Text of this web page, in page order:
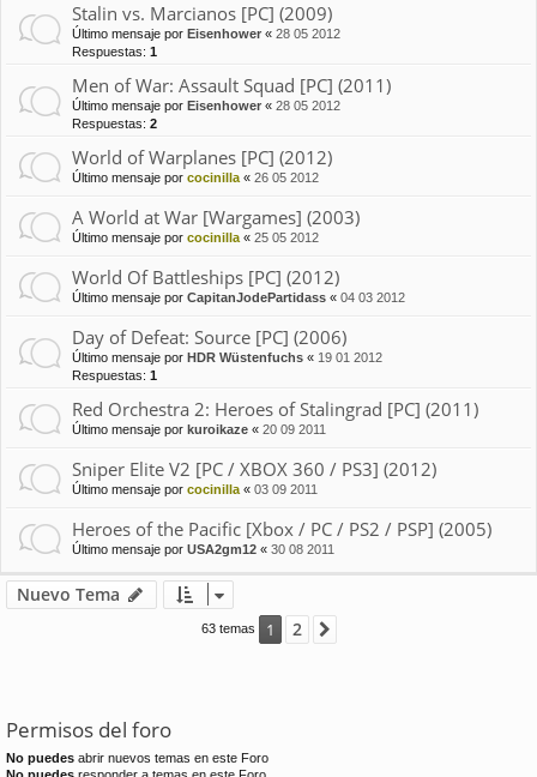
Stalin vs. Marcianos [PC] (2009)
Último mensaje por Eisenhower « 28 05 2012
Respuestas: 1
Men of War: Assault Squad [PC] (2011)
Último mensaje por Eisenhower « 28 05 2012
Respuestas: 2
World of Warplanes [PC] (2012)
Último mensaje por cocinilla « 26 05 2012
A World at War [Wargames] (2003)
Último mensaje por cocinilla « 25 05 2012
World Of Battleships [PC] (2012)
Último mensaje por CapitanJodePartidass « 04 03 2012
Day of Defeat: Source [PC] (2006)
Último mensaje por HDR Wüstenfuchs « 19 01 2012
Respuestas: 1
Red Orchestra 2: Heroes of Stalingrad [PC] (2011)
Último mensaje por kuroikaze « 20 09 2011
Sniper Elite V2 [PC / XBOX 360 / PS3] (2012)
Último mensaje por cocinilla « 03 09 2011
Heroes of the Pacific [Xbox / PC / PS2 / PSP] (2005)
Último mensaje por USA2gm12 « 30 08 2011
Nuevo Tema
63 temas 1 2
Permisos del foro
No puedes abrir nuevos temas en este Foro